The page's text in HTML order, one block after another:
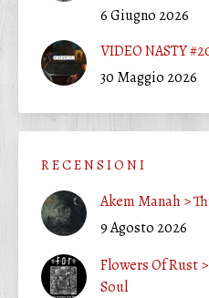
6 Giugno 2026
VIDEO NASTY
30 Maggio 2026
R E C E N S I O N I
Akem Manah >
9 Agosto 2026
Flowers Of Rust
Soul